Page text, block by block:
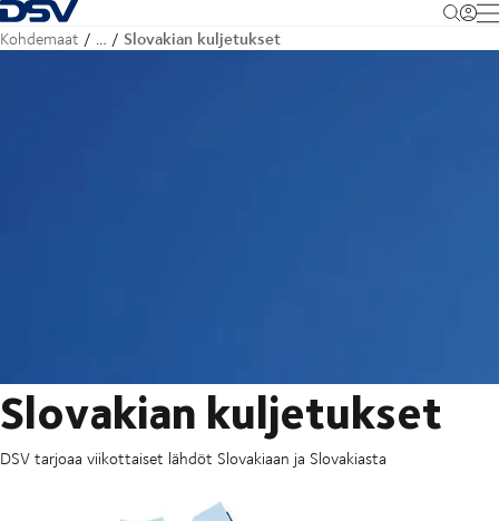
Takaisin kotisivulle
Kohdemaat … Slovakian kuljetukset
Slovakian kuljetukset
DSV tarjoaa viikottaiset lähdöt Slovakiaan ja Slovakiasta